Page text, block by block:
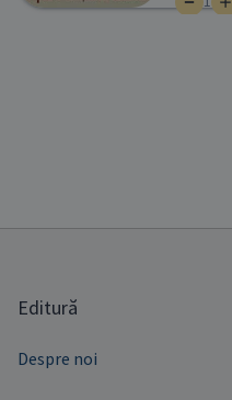
Editură
Despre noi